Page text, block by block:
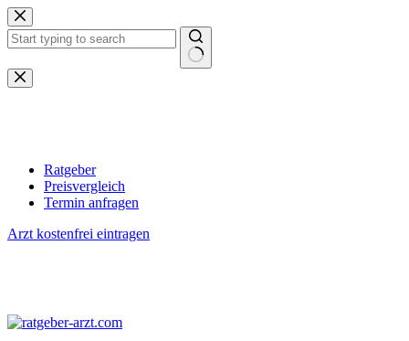
Zum
Inhalt
springen
Keine
Ergebnisse
Ratgeber
Preisvergleich
Termin anfragen
Arzt kostenfrei eintragen